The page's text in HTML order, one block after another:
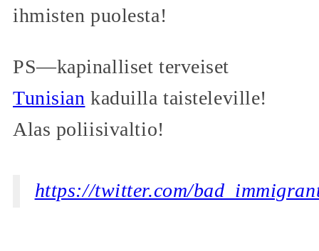
ihmisten puolesta!
PS—kapinalliset terveiset
Tunisian kaduilla taisteleville!
Alas poliisivaltio!
https://twitter.com/